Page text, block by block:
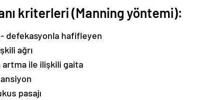
kriterleri (Manning yöntemi):
defekasyonla hafifleyen
ağrı
artma ile ilişkili gaita
pasajı